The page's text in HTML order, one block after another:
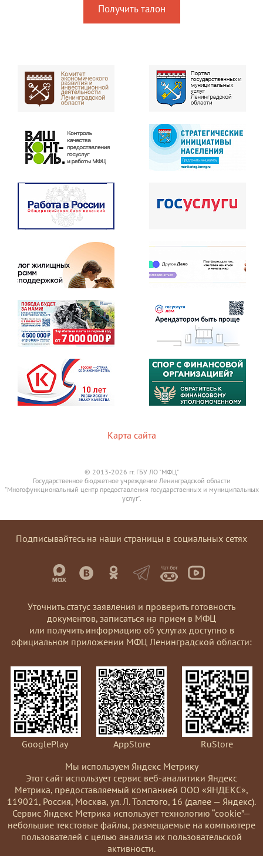
Получить талон
Карта сайта
© 2013-2026 гг. ГБУ ЛО "МФЦ"
Государственное бюджетное учреждение Ленинградской области
"Многофункциональный центр предоставления государственных и муниципальных
услуг".
Подписывайтесь на наши страницы в социальных сетях
Уточнить статус заявления и проверить готовность
документов, записаться на прием в МФЦ
или получить информацию об услугах доступно в
официальном приложении МФЦ Ленинградской области:
GooglePlay AppStore
RuStore
Мы используем Яндекс Метрику
Этот сайт использует сервис веб-аналитики Яндекс
Метрика, предоставляемый компанией ООО «ЯНДЕКС»,
119021, Россия, Москва, ул. Л. Толстого, 16 (далее — Яндекс).
Сервис Яндекс Метрика использует технологию “cookie”—
небольшие текстовые файлы, размещаемые на компьютере
пользователей с целью анализа их пользовательской
активности.